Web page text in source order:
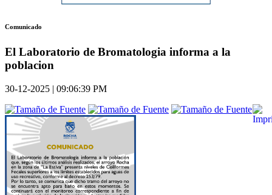
Comunicado
El Laboratorio de Bromatologia informa a la
poblacion
30-12-2025 | 09:06:39 PM